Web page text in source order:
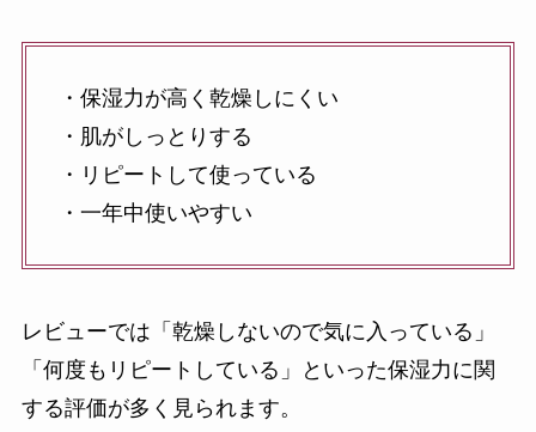
・保湿力が高く乾燥しにくい
・肌がしっとりする
・リピートして使っている
・一年中使いやすい
レビューでは「乾燥しないので気に入っている」
「何度もリピートしている」といった保湿力に関
する評価が多く見られます。